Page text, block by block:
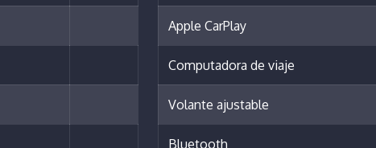
Apple CarPlay
Computadora de viaje
Volante ajustable
Bluetooth